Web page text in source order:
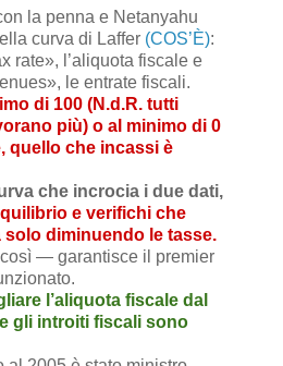
la penna e Netanyahu
curva di Laffer (COS’È):
rate», l’aliquota fiscale e
le entrate fiscali.
di 100 (N.d.R. tutti
più) o al minimo di 0
quello che incassi è
che incrocia i due dati,
e verifichi che
diminuendo le tasse.
— garantisce il premier
l’aliquota fiscale dal
gli introiti fiscali sono